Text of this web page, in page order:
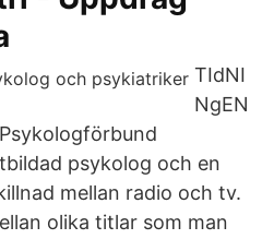
TIdNI
NgEN
psykolog och en
mellan radio och tv.
olika titlar som man